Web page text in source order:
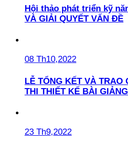
Hội thảo phát triển kỹ
VÀ GIẢI QUYẾT VẤN ĐỀ
08 Th10,2022
LỄ TỔNG KẾT VÀ TRAO
THI THIẾT KẾ BÀI
23 Th9,2022